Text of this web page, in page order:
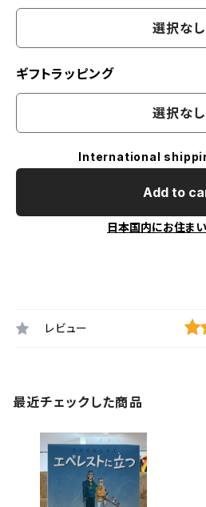
選択なし
ギフトラッピング
選択なし
International
Add to
日本国内にお住ま
レビュー
最近チェックした商品